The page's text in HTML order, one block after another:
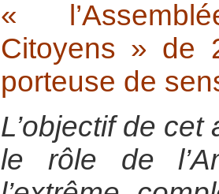
«
Citoyens » de
porteuse de
L’objectif de cet
le rôle de